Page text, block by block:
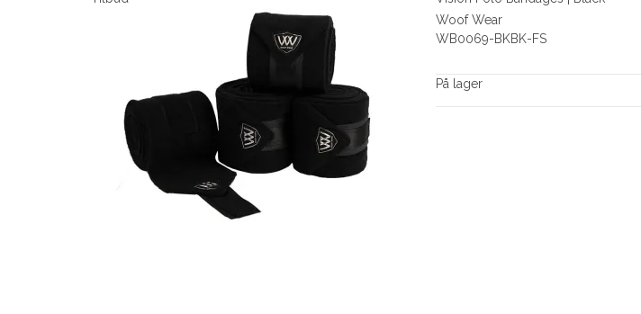
Woof Wear
WB0069-BKBK-FS
På lager